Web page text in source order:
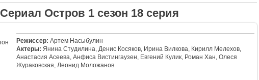
Сериал Остров 1 сезон 18 серия
Режиссер: Артем Насыбулин
Актеры: Янина Студилина, Денис Косяков, Ирина Вилкова, Кирилл Мелехов,
Анастасия Асеева, Анфиса Вистингаузен, Евгений Кулик, Роман Хан, Олеся
Жураковская, Леонид Моложанов